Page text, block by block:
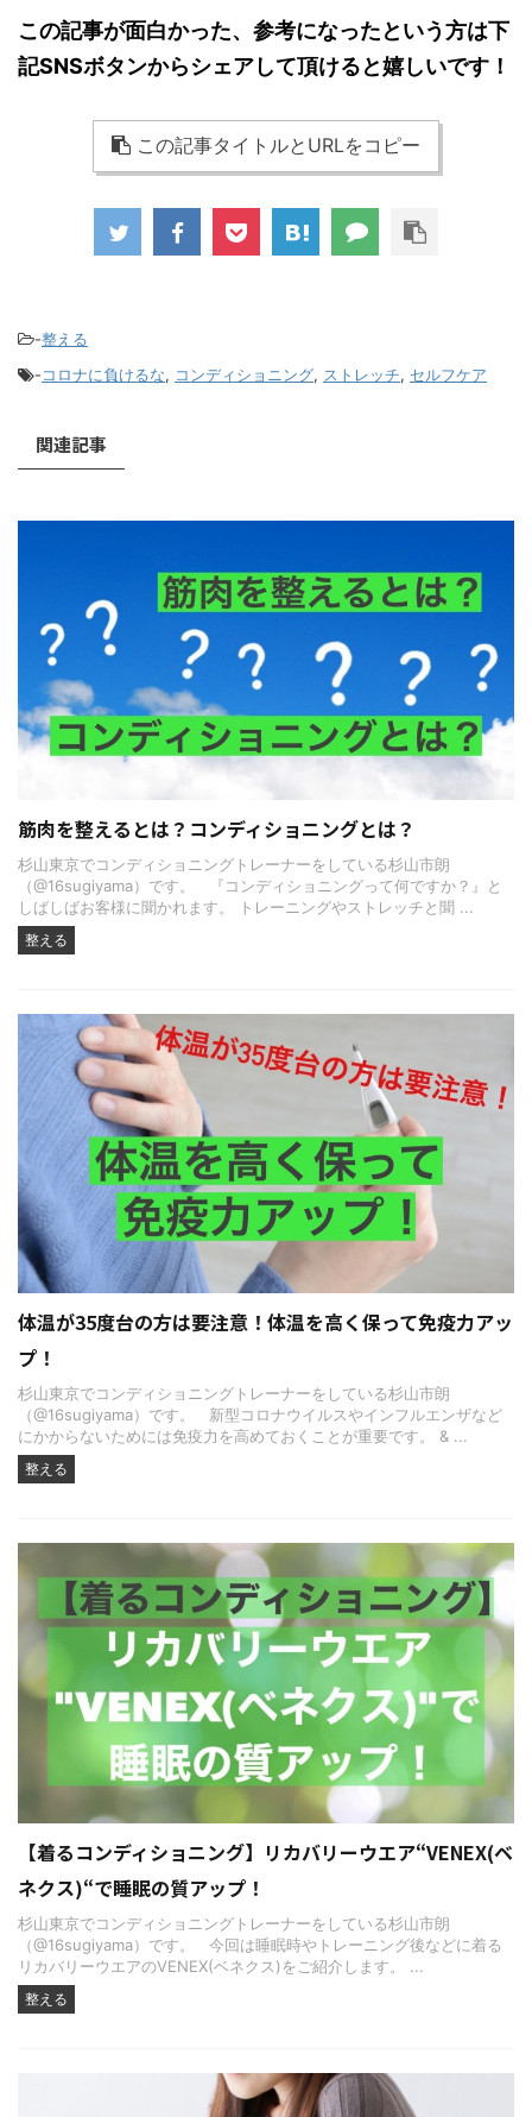
この記事が面白かった、参考になったという方は下
記SNSボタンからシェアして頂けると嬉しいです！
この記事タイトルとURLをコピー
-整える
-コロナに負けるな, コンディショニング, ストレッチ, セルフケア
関連記事
筋肉を整えるとは？コンディショニングとは？
杉山東京でコンディショニングトレーナーをしている杉山市朗
（@16sugiyama）です。 『コンディショニングって何ですか？』と
しばしばお客様に聞かれます。 トレーニングやストレッチと聞 ...
整える
体温が35度台の方は要注意！体温を高く保って免疫力アッ
プ！
杉山東京でコンディショニングトレーナーをしている杉山市朗
（@16sugiyama）です。 新型コロナウイルスやインフルエンザなど
にかからないためには免疫力を高めておくことが重要です。 & ...
整える
【着るコンディショニング】リカバリーウエア“VENEX(ベ
ネクス)“で睡眠の質アップ！
杉山東京でコンディショニングトレーナーをしている杉山市朗
（@16sugiyama）です。 今回は睡眠時やトレーニング後などに着る
リカバリーウエアのVENEX(ベネクス)をご紹介します。 ...
整える